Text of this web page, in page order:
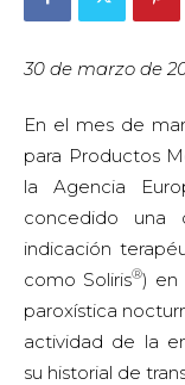
30 de marzo de
En el mes de
para Productos
la Agencia
concedido una
indicación
como Soliris®) en
paroxística
actividad de la
su historial de